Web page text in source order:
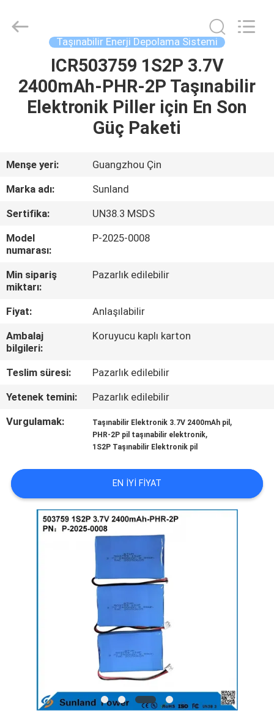
ÜRÜN:%
VİDEOLAR
FABRIKA
KALITE
KONTROL
ILETIŞIME
GEÇIN
VAKALAR
Energy
Technology
Taşınabilir Enerji Depolama Sistemi
ICR503759 1S2P 3.7V
2400mAh-PHR-2P Taşınabilir
Elektronik Piller için En Son
Güç Paketi
Menşe yeri:
Guangzhou Çin
Marka adı:
Sunland
Sertifika:
UN38.3 MSDS
Model
numarası:
P-2025-0008
Min sipariş
miktarı:
Pazarlık edilebilir
Fiyat:
Anlaşılabilir
Ambalaj
bilgileri:
Koruyucu kaplı karton
Teslim süresi:
Pazarlık edilebilir
Yetenek temini:
Pazarlık edilebilir
Vurgulamak:
Taşınabilir Elektronik 3.7V 2400mAh pil ,
PHR-2P pil taşınabilir elektronik,
1S2P Taşınabilir Elektronik pil
EN IYI FIYAT